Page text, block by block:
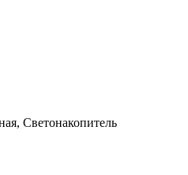
Светонакопитель